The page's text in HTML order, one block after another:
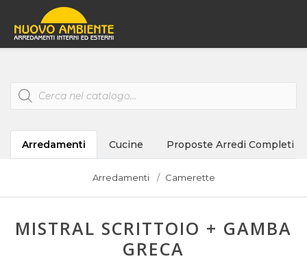
Products
search
Arredamenti Cucine Proposte Arredi Completi
Arredamenti Camerette
MISTRAL SCRITTOIO + GAMBA
GRECA